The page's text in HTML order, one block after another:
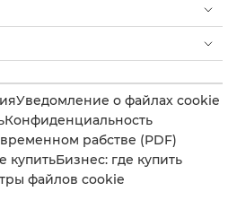
Уведомление о файлах cookie
Конфиденциальность
рабстве (PDF)
купитьБизнес: где купить
файлов cookie